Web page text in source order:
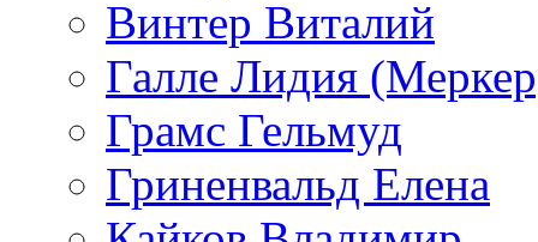
Винтер Виталий
Галле Лидия
Грамс Гельмуд
Гриненвальд Елена